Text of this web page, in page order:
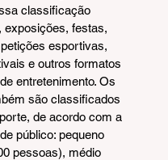
classificação
exposições, festas,
esportivas,
e outros formatos
entretenimento. Os
são classificados
de acordo com a
público: pequeno
pessoas), médio